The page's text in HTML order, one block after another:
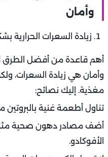
وأمان
زيادة السعرات الحرارية
أهم قاعدة من أفضل الطرق
وأمان هي زيادة السعرات،
مغذية. إليك نصائح:
تناول أطعمة غنية بالبروتين
أضف مصادر دهون صحية مثل
الأفوكادو.